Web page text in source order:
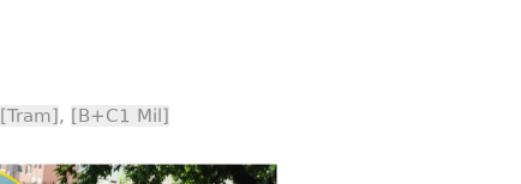
[Tram], [B+C1 Mil]